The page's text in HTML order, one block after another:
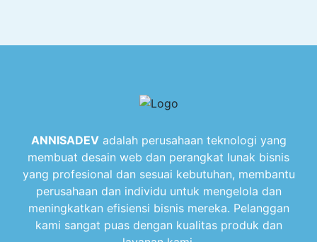
ANNISADEVadalah perusahaan teknologi yang
membuat desain web dan perangkat lunak bisnis
yang profesional dan sesuai kebutuhan, membantu
perusahaan dan individu untuk mengelola dan
meningkatkan efisiensi bisnis mereka. Pelanggan
kami sangat puas dengan kualitas produk dan